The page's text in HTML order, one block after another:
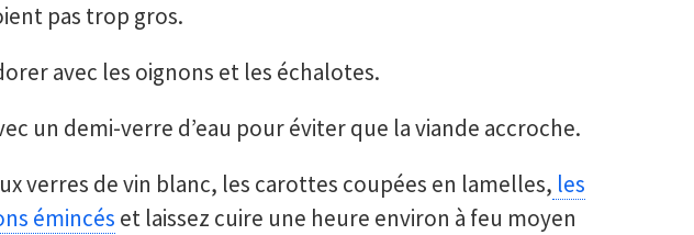
pas trop gros.
avec les oignons et les échalotes.
un demi-verre d’eau pour éviter que la viande accroche.
verres de vin blanc, les carottes coupées en lamelles, les
émincés et laissez cuire une heure environ à feu moyen